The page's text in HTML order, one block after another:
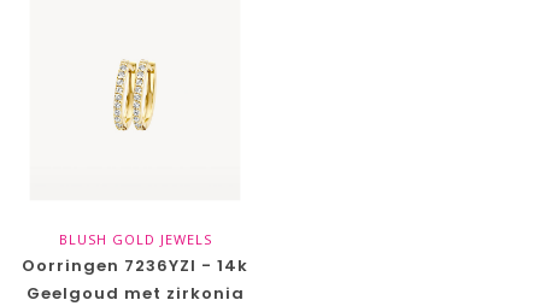
BLUSH GOLD JEWELS
Oorringen 7236YZI - 14k
Geelgoud met zirkonia